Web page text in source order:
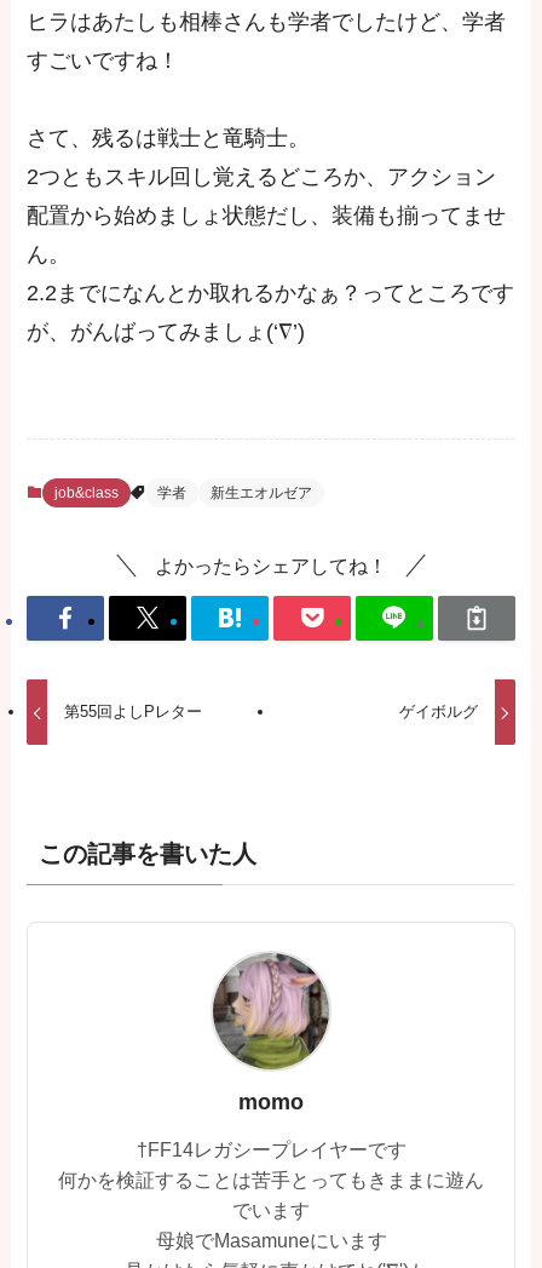
ヒラはあたしも相棒さんも学者でしたけど、学者
すごいですね！
さて、残るは戦士と竜騎士。
2つともスキル回し覚えるどころか、アクション
配置から始めましょ状態だし、装備も揃ってませ
ん。
2.2までになんとか取れるかなぁ？ってところです
が、がんばってみましょ(‘∇’)
job&class 学者 新生エオルゼア
よかったらシェアしてね！
第55回よしPレター ゲイボルグ
この記事を書いた人
momo
†FF14レガシープレイヤーです
何かを検証することは苦手とってもきままに遊ん
でいます
母娘でMasamuneにいます